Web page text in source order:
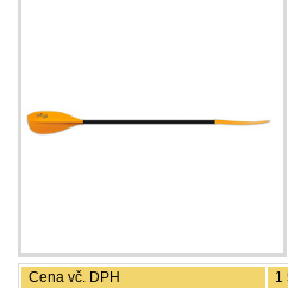
Cena vč. DPH 1